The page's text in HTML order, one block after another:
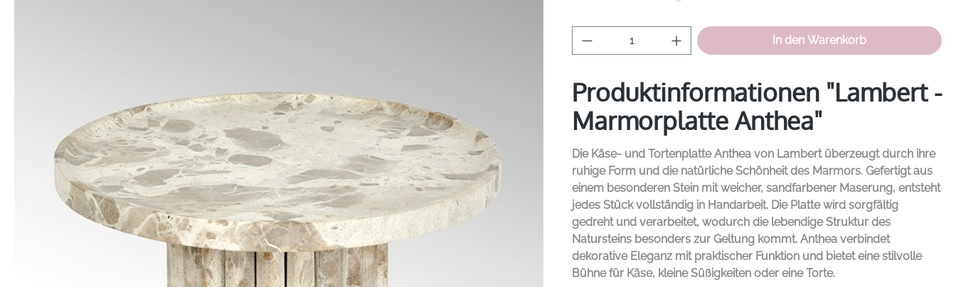
Produkt Anzahl: Gib den gewünschten Wert
In den Warenkorb
Produktinformationen "Lambert -
Marmorplatte Anthea"
Die Käse- und Tortenplatte Anthea von Lambertüberzeugt durch ihre
ruhige Form und die natürliche Schönheit des Marmors. Gefertigt aus
einem besonderen Stein mit weicher, sandfarbener Maserung, entsteht
jedes Stück vollständig in Handarbeit. Die Platte wird sorgfältig
gedreht und verarbeitet, wodurch die lebendige Struktur des
Natursteins besonders zur Geltung kommt. Anthea verbindet
dekorative Eleganz mit praktischer Funktion und bietet eine stilvolle
Bühne für Käse, kleine Süßigkeiten oder eine Torte.